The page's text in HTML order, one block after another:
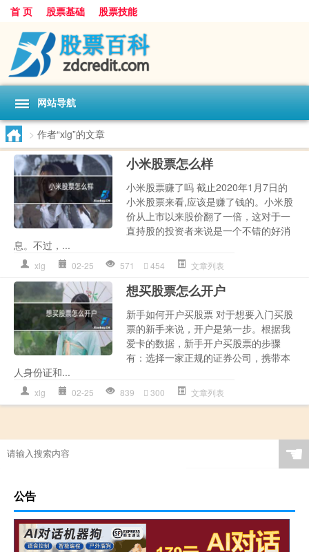
首 页 股票基础 股票技能
网站导航
> 作者“xlg”的文章
小米股票怎么样
小米股票赚了吗 截止2020年1月7日的
小米股票来看,应该是赚了钱的。小米股
价从上市以来股价翻了一倍，这对于一
直持股的投资者来说是一个不错的好消
息。不过，...
xlg 02-25 571 454 文章列表
想买股票怎么开户
新手如何开户买股票 对于想要入门买股
票的新手来说，开户是第一步。根据我
爱卡的数据，新手开户买股票的步骤
有：选择一家正规的证券公司，携带本
人身份证和...
xlg 02-25 839 300 文章列表
☚
公告